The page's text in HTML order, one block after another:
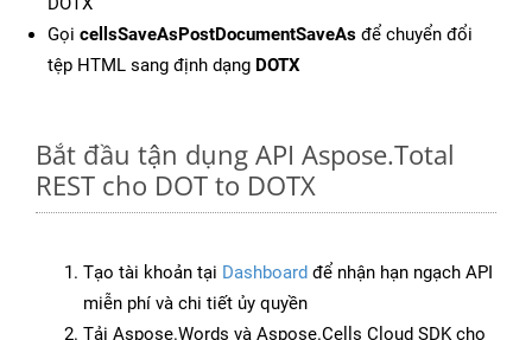
Gọi cellsSaveAsPostDocumentSaveAs để chuyển đổi
tệp HTML sang định dạng DOTX
Bắt đầu tận dụng API Aspose.Total
REST cho DOT to DOTX
Tạo tài khoản tại Dashboard để nhận hạn ngạch API
miễn phí và chi tiết ủy quyền
Tải Aspose.Words và Aspose.Cells Cloud SDK cho